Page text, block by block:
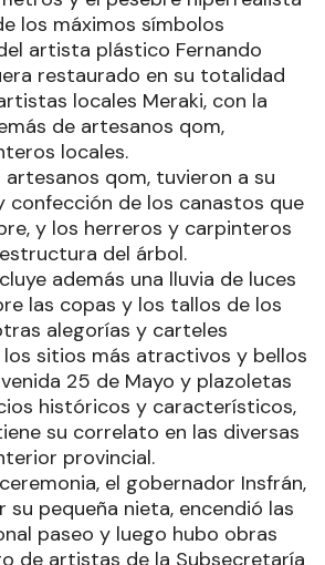
los máximos símbolos
artista plástico Fernando
restaurado en su totalidad
locales Meraki, con la
de artesanos qom,
locales.
artesanos qom, tuvieron a su
confección de los canastos que
y los herreros y carpinteros
del árbol.
además una lluvia de luces
las copas y los tallos de los
alegorías y carteles
sitios más atractivos y bellos
25 de Mayo y plazoletas
históricos y característicos,
su correlato en las diversas
provincial.
el gobernador Insfrán,
su pequeña nieta, encendió las
paseo y luego hubo obras
de artistas de la Subsecretaría